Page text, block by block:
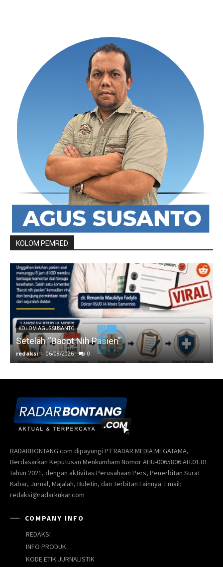
KOLOM PEMRED
KOLOM AGUS SUSANTO
Setelah “Bacot Nih Pasien”
redaksi - 06/08/2026 0
RADARBONTANG.com dipayungi PT RADAR MEDIA MEGATAMA,
Berdasarkan Keputusan Menkumham Nomor AHU-0065806.AH.01.01
tahun 2021, dengan aktivitas Perusahaan Pers, Penerbitan Surat
Kabar, Jurnal, Majalah, Buletin, dan Terbitan Lainnya. Email:
redaksi@radarkukar.com
COMPANY INFO
REDAKSI
INFO PRODUK
KODE ETIK JURNALISTIK